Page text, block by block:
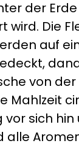
der
wird. Die
auf
von
Mahlzeit
vor sich
alle